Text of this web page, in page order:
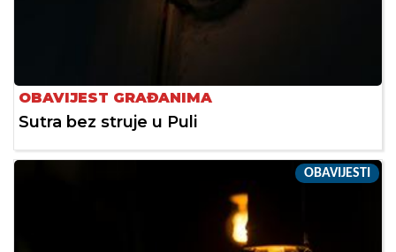
OBAVIJEST GRAĐANIMA
Sutra bez struje u Puli
OBAVIJESTI